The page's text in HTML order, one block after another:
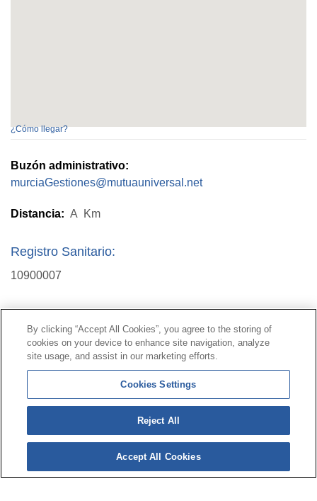
¿Cómo llegar?
Buzón administrativo:
murciaGestiones@mutuauniversal.net
Distancia: A Km
Registro Sanitario:
10900007
Línea Universal 900 203 203|Zona Privada Comisión de
Prestaciones Especiales|Zona Privada Proveedor
Sanitario
© Mutua Universal 2026 | Mapa del sitio | Aviso legal
Política de Protección de Datos
cookies
Síguenos en:
By clicking “Accept All Cookies”, you agree to the storing of
cookies on your device to enhance site navigation, analyze
site usage, and assist in our marketing efforts.
Cookies Settings
Reject All
Accept All Cookies